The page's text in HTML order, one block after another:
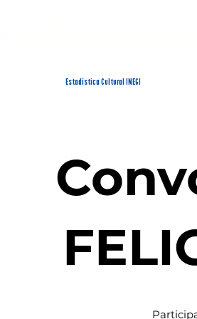
Estadística Cultural INEGI